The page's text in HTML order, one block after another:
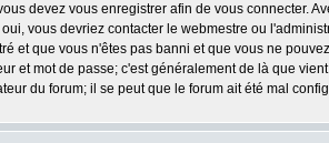
devez vous enregistrer afin de vous connecter.
vous devriez contacter le webmestre ou
et que vous n'êtes pas banni et que vous ne
et mot de passe; c'est généralement de là que
du forum; il se peut que le forum ait été mal